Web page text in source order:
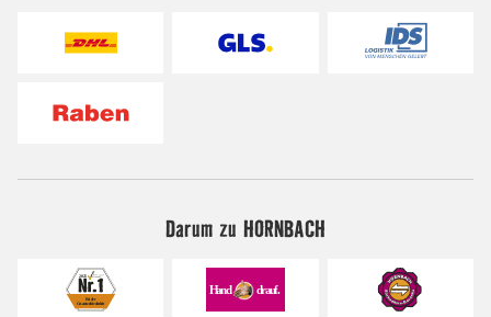
Darum zu HORNBACH